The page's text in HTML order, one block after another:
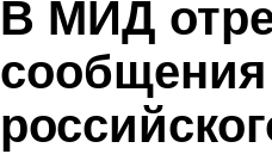
В МИД
сообщения